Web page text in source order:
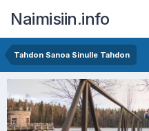
Naimisiin.info
Tahdon Sanoa Sinulle Tahdon